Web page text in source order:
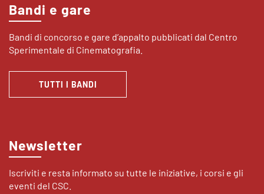
Bandi e gare
Bandi di concorso e gare d’appalto pubblicati dal Centro
Sperimentale di Cinematografia.
TUTTI I BANDI
Newsletter
Iscriviti e resta informato su tutte le iniziative, i corsi e gli
eventi del CSC.